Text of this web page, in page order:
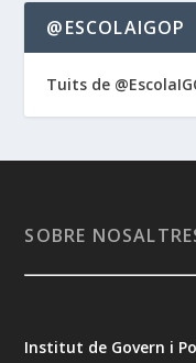
@ESCOLAIGOP
Tuits de
SOBRE
Institut de Govern i